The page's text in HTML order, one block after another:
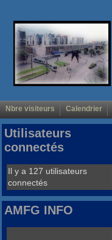
Nbre visiteurs Calendrier
Utilisateurs
connectés
Il y a 127 utilisateurs
connectés
AMFG INFO